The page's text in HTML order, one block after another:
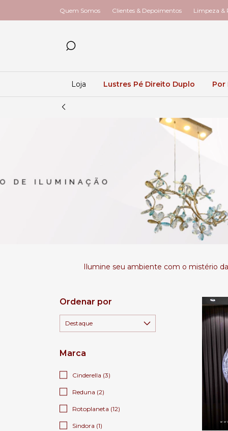
Quem Somos Clientes & Depoimentos Limpeza &
Loja Lustres Pé Direito Duplo Por
Ilumine seu ambiente com o mistério
Ordenar por
Marca
Cinderella (3)
Reduna (2)
Rotoplaneta (12)
Sindora (1)